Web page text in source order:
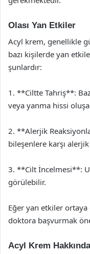
Olası Yan Etkiler
Acyl krem, genellikle
bazı kişilerde yan
şunlardır:
1. **Ciltte Tahriş**:
veya yanma hissi
2. **Alerjik
bileşenlere karşı
3. **Cilt İncelmesi**:
görülebilir.
Eğer yan etkiler ortaya
doktora başvurmak
Acyl Krem